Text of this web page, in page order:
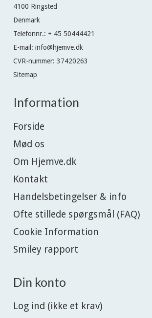
4100 Ringsted
Denmark
Telefonnr.: + 45 50444421
E-mail : info@hjemve.dk
CVR-nummer: 37420263
Sitemap
Information
Forside
Mød os
Om Hjemve.dk
Kontakt
Handelsbetingelser & info
Ofte stillede spørgsmål (FAQ)
Cookie Information
Smiley rapport
Din konto
Log ind (ikke et krav)